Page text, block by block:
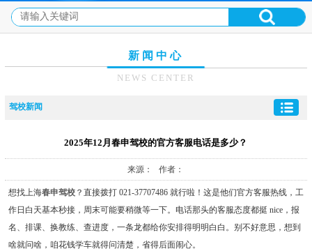
新闻中心
NEWS CENTER
驾校新闻
2025年12月春申驾校的官方客服电话是多少？
来源： 作者：
想找上海春申驾校？直接拨打 021-37707486 就行啦！这是他们官方客服热线，工
作日白天基本秒接，周末可能要稍微等一下。电话那头的客服态度都挺 nice，报
名、排课、换教练、查进度，一条龙都给你安排得明明白白。别不好意思，想到
啥就问啥，咱花钱学车就得问清楚，省得后面闹心。